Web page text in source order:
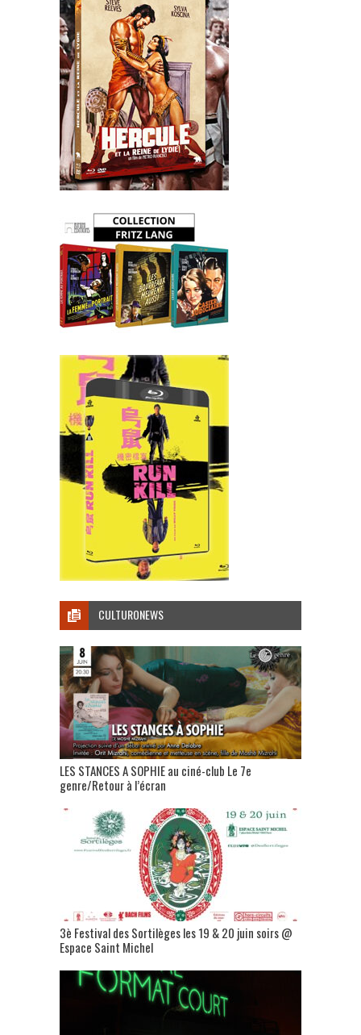
CULTURONEWS
LES STANCES A SOPHIE au ciné-club Le 7e
genre/Retour à l’écran
3è Festival des Sortilèges les 19 & 20 juin soirs @
Espace Saint Michel